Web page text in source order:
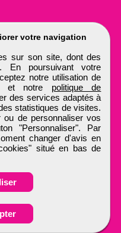
votre navigation
sur son site, dont des
En poursuivant votre
notre utilisation de
et notre politique de
des services adaptés à
statistiques de visites.
de personnaliser vos
"Personnaliser". Par
changer d'avis en
situé en bas de